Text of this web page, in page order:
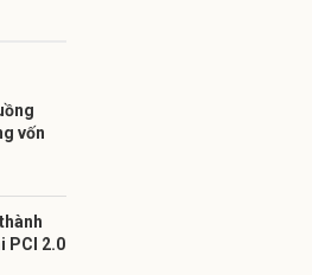
vốn
PCI 2.0